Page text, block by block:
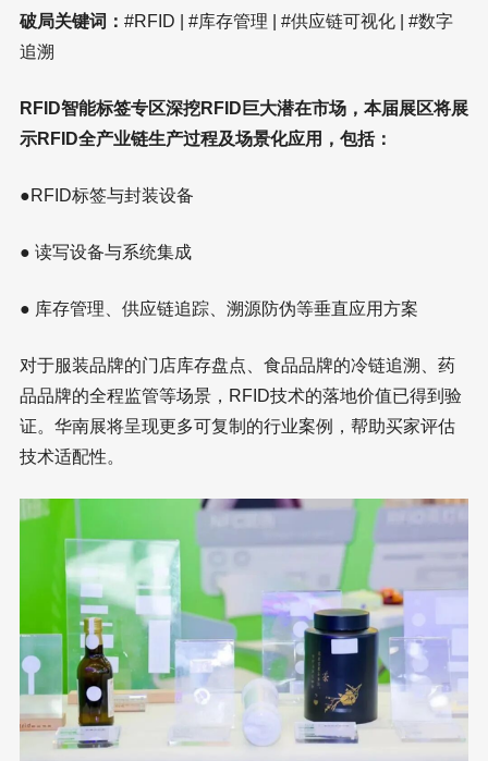
破局关键词： #RFID | #库存管理 | #供应链可视化 | #数字
追溯
RFID智能标签专区深挖RFID巨大潜在市场，本届展区将展
示RFID全产业链生产过程及场景化应用，包括：
●RFID标签与封装设备
● 读写设备与系统集成
● 库存管理、供应链追踪、溯源防伪等垂直应用方案
对于服装品牌的门店库存盘点、食品品牌的冷链追溯、药
品品牌的全程监管等场景，RFID技术的落地价值已得到验
证。华南展将呈现更多可复制的行业案例，帮助买家评估
技术适配性。